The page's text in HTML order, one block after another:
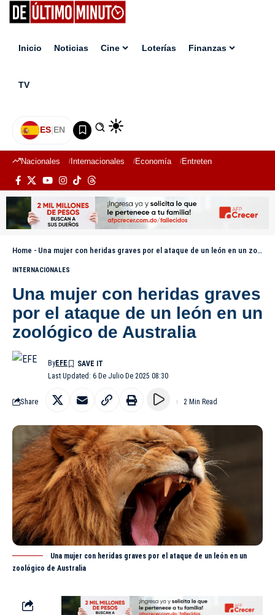
Inicio Noticias Cine Loterías Finanzas
TV
ES|EN
Nacionales Internacionales Economía Entretenimiento
Home - Una mujer con heridas graves por el ataque de un león en un zoológico de Australia
INTERNACIONALES
Una mujer con heridas graves
por el ataque de un león en un
zoológico de Australia
Last Updated: 6 De Julio De 2025 08:30
ByEFE
Share 2 Min Read
Una mujer con heridas graves por el ataque de un león en un
zoológico de Australia